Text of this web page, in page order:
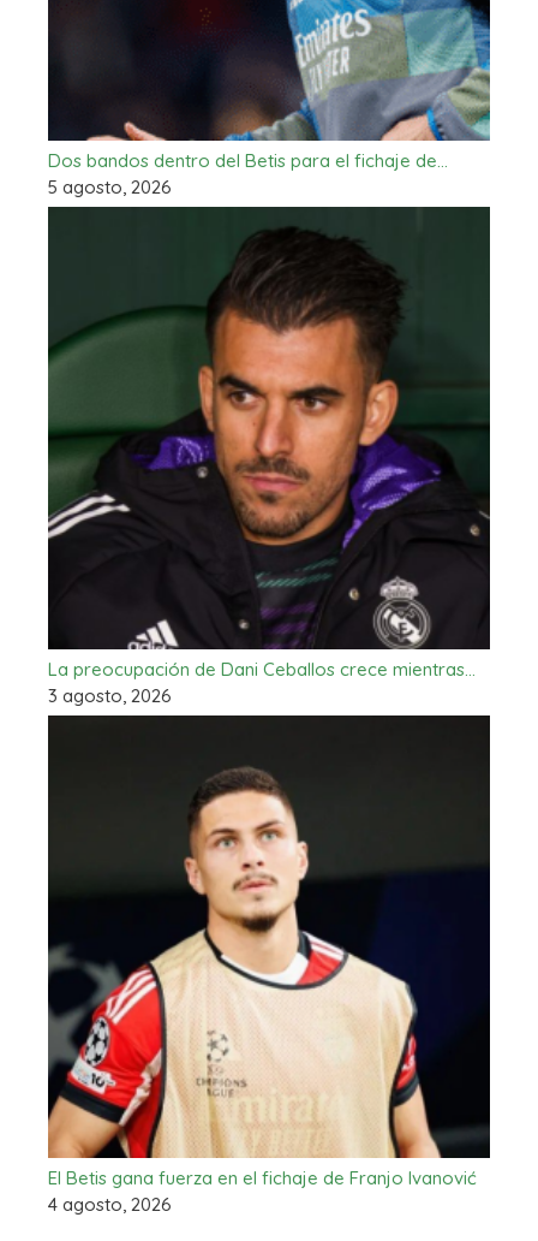
Dos bandos dentro del Betis para el fichaje de…
5 agosto, 2026
La preocupación de Dani Ceballos crece mientras…
3 agosto, 2026
El Betis gana fuerza en el fichaje de Franjo Ivanović
4 agosto, 2026